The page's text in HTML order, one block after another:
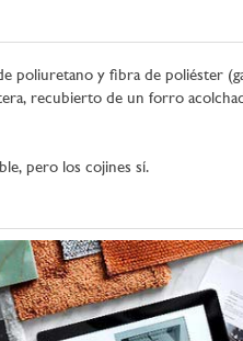
poliuretano y fibra de poliéster
recubierto de un forro
pero los cojines sí.